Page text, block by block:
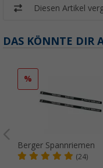
Diesen Artikel
DAS KÖNNTE DIR
%
Berger Spannriemen
(24)